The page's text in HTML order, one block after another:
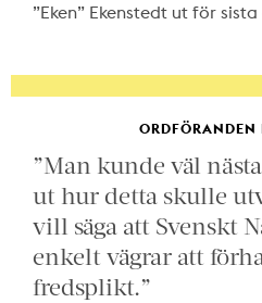
”Eken” Ekenstedt ut för
ORDFÖRANDEN
”Man kunde väl
ut hur detta skulle
vill säga att Svenskt
enkelt vägrar att
fredsplikt.”